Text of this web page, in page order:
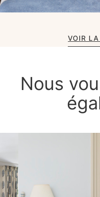
VOIR
Nous